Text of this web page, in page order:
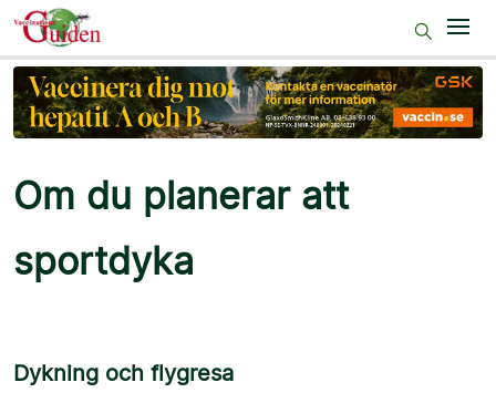
Start
Före resan
På resmålet
50+
VaccUp
Om du planerar att
sportdyka
Dykning och flygresa